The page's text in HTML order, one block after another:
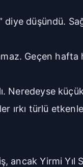
düşündü.
Geçen hafta
Neredeyse
ırkı türlü
Yirmi Yıl